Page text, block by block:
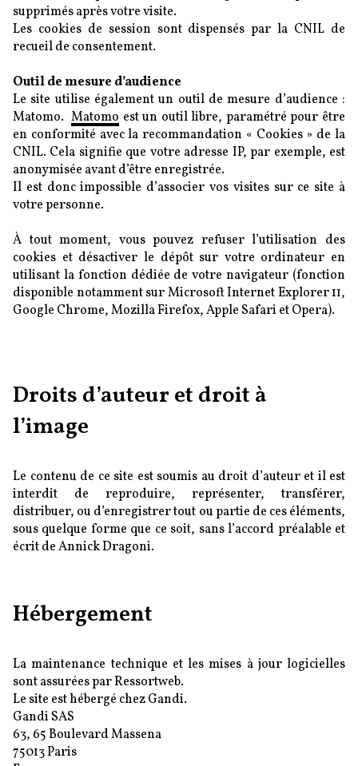
supprimés après votre visite.
Les cookies de session sont dispensés par la CNIL de
recueil de consentement.
Outil de mesure d’audience
Le site utilise également un outil de mesure d’audience :
Matomo.Matomo est un outil libre, paramétré pour être
en conformité avec la recommandation « Cookies » de la
CNIL. Cela signifie que votre adresse IP, par exemple, est
anonymisée avant d’être enregistrée.
Il est donc impossible d’associer vos visites sur ce site à
votre personne.
À tout moment, vous pouvez refuser l’utilisation des
cookies et désactiver le dépôt sur votre ordinateur en
utilisant la fonction dédiée de votre navigateur (fonction
disponible notamment sur Microsoft Internet Explorer 11,
Google Chrome, Mozilla Firefox, Apple Safari et Opera).
Droits d’auteur et droit à
l’image
Le contenu de ce site est soumis au droit d’auteur et il est
interdit de reproduire, représenter, transférer,
distribuer, ou d’enregistrer tout ou partie de ces éléments,
sous quelque forme que ce soit, sans l’accord préalable et
écrit de Annick Dragoni.
Hébergement
La maintenance technique et les mises à jour logicielles
sont assurées par Ressortweb.
Le site est hébergé chez Gandi.
Gandi SAS
63, 65 Boulevard Massena
75013 Paris